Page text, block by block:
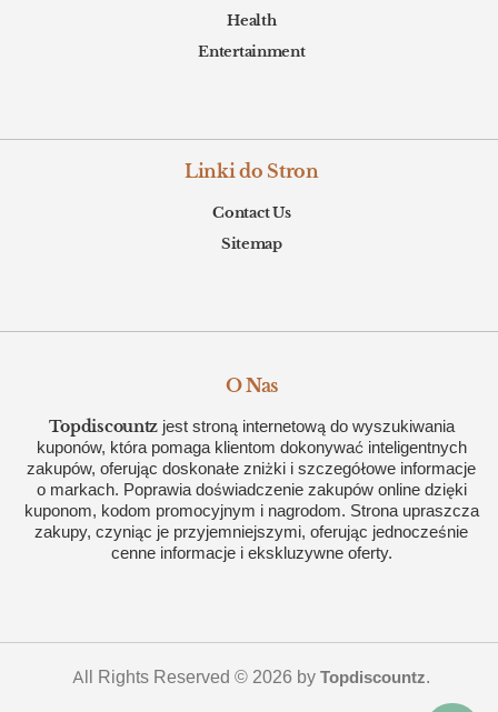
Health
Entertainment
Linki do Stron
Contact Us
Sitemap
O Nas
Topdiscountz jest stroną internetową do wyszukiwania
kuponów, która pomaga klientom dokonywać inteligentnych
zakupów, oferując doskonałe zniżki i szczegółowe informacje
o markach. Poprawia doświadczenie zakupów online dzięki
kuponom, kodom promocyjnym i nagrodom. Strona upraszcza
zakupy, czyniąc je przyjemniejszymi, oferując jednocześnie
cenne informacje i ekskluzywne oferty.
All Rights Reserved © 2026 byTopdiscountz.